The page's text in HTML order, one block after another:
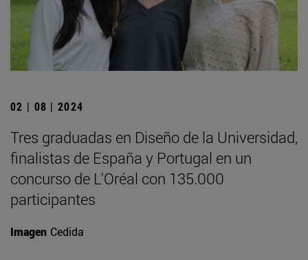
02 | 08 | 2024
Tres graduadas en Diseño de la Universidad,
finalistas de España y Portugal en un
concurso de L'Oréal con 135.000
participantes
Imagen Cedida